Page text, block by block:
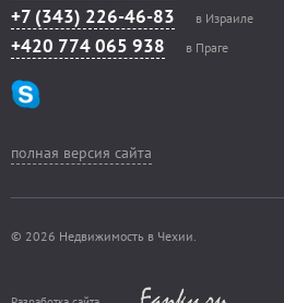
+7 (343) 226-46-83 в Израиле
+420 774 065 938 в Праге
полная версия сайта
© 2026 Недвижимость в Чехии.